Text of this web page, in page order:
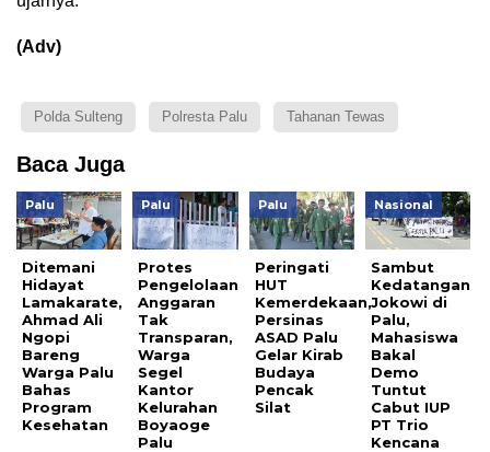
(Adv)
Polda Sulteng Polresta Palu Tahanan Tewas
Baca Juga
Palu
Ditemani
Hidayat
Lamakarate,
Ahmad Ali
Ngopi
Bareng
Warga Palu
Bahas
Program
Kesehatan
Palu
Protes
Pengelolaan
Anggaran
Tak
Transparan,
Warga
Segel
Kantor
Kelurahan
Boyaoge
Palu
Palu
Peringati
HUT
Kemerdekaan,
Persinas
ASAD Palu
Gelar Kirab
Budaya
Pencak
Silat
Nasional
Sambut
Kedatangan
Jokowi di
Palu,
Mahasiswa
Bakal
Demo
Tuntut
Cabut IUP
PT Trio
Kencana